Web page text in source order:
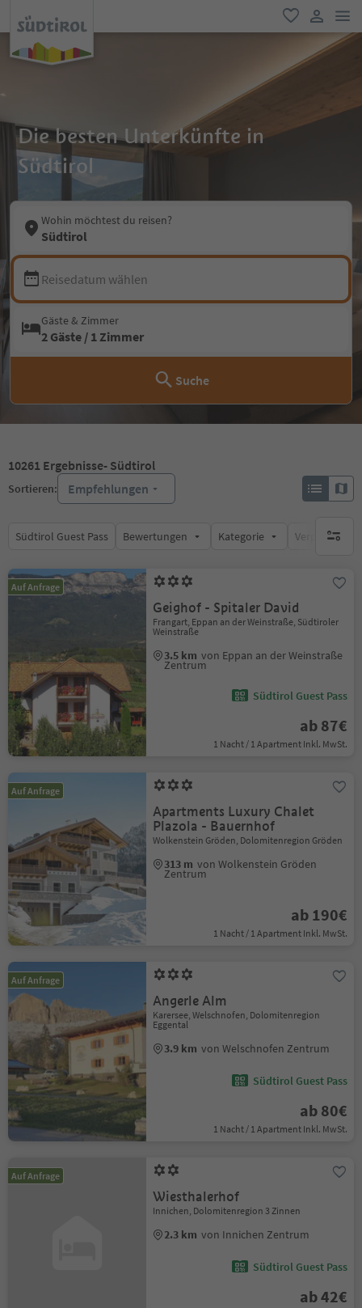
favorit
user link
Die besten Unterkünfte in
Südtirol
Wohin möchtest du reisen?
Südtirol
Reisedatum wählen
Gäste & Zimmer
2 Gäste / 1 Zimmer
Suche
10261 Ergebnisse- Südtirol
Sortieren: Empfehlungen
Südtirol Guest Pass Bewertungen Kategorie keine
Auf Anfrage
Geighof - Spitaler David
Frangart, Eppan an der Weinstraße, Südtiroler
Weinstraße
3.5 km von Eppan an der Weinstraße
Zentrum
Südtirol Guest Pass
ab 87€
1 Nacht / 1 Apartment Inkl. MwSt.
Auf Anfrage
Apartments Luxury Chalet
Plazola - Bauernhof
Wolkenstein Gröden, Dolomitenregion Gröden
313 m von Wolkenstein Gröden
Zentrum
ab 190€
1 Nacht / 1 Apartment Inkl. MwSt.
Auf Anfrage
Angerle Alm
Karersee, Welschnofen, Dolomitenregion
Eggental
3.9 km von Welschnofen Zentrum
Südtirol Guest Pass
ab 80€
1 Nacht / 1 Apartment Inkl. MwSt.
Auf Anfrage
Wiesthalerhof
Innichen, Dolomitenregion 3 Zinnen
2.3 km von Innichen Zentrum
Südtirol Guest Pass
ab 42€